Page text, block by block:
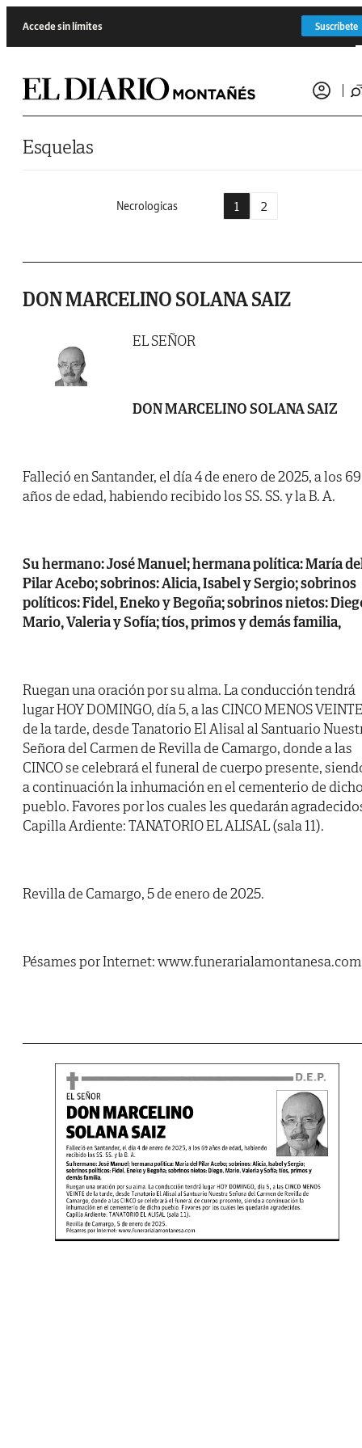
Accede sin límites Suscríbete
Esquelas
Necrologicas 1 2
DON MARCELINO SOLANA SAIZ
EL SEÑOR
DON MARCELINO SOLANA SAIZ
Falleció en Santander, el día 4 de enero de 2025, a los 69
años de edad, habiendo recibido los SS. SS. y la B. A.
Su hermano: José Manuel; hermana política: María
Pilar Acebo; sobrinos: Alicia, Isabel y Sergio; sobrinos
políticos: Fidel, Eneko y Begoña; sobrinos nietos:
Mario, Valeria y Sofía; tíos, primos y demás familia,
Ruegan una oración por su alma. La conducción tendrá
lugar HOY DOMINGO, día 5, a las CINCO MENOS
de la tarde, desde Tanatorio El Alisal al Santuario
Señora del Carmen de Revilla de Camargo, donde a las
CINCO se celebrará el funeral de cuerpo presente,
a continuación la inhumación en el cementerio de
pueblo. Favores por los cuales les quedarán
Capilla Ardiente: TANATORIO EL ALISAL (sala 11).
Revilla de Camargo, 5 de enero de 2025.
Pésames por Internet: www.funerarialamontanesa.com